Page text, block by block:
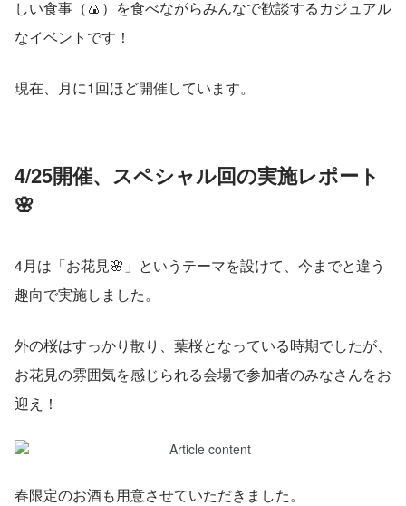
しい食事（🍙）を食べながらみんなで歓談するカジュアル
なイベントです！
現在、月に1回ほど開催しています。
4/25開催、スペシャル回の実施レポート
🌸
4月は「お花見🌸」というテーマを設けて、今までと違う
趣向で実施しました。
外の桜はすっかり散り、葉桜となっている時期でしたが、
お花見の雰囲気を感じられる会場で参加者のみなさんをお
迎え！
春限定のお酒も用意させていただきました。